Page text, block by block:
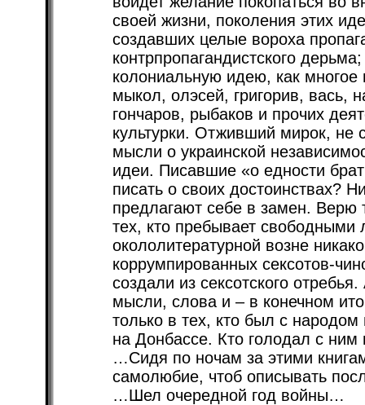
своей жизни, поколения этих
создавших целые вороха
контрпропагандистского
колониальную идею, как многое
мыкол, олэсей, григорив, вась,
гончаров, рыбаков и прочих
культурки. Отживший мирок, не
мысли о украинской
идеи. Писавшие «о едности
писать о своих достоинствах?
предлагают себе в замен. Верю
тех, кто пребывает свободными
окололитературной возне
коррумпированных сексотов-
создали из сексотского
мысли, слова и – в конечном
только в тех, кто был с
на Донбассе. Кто голодал с ним
…Сидя по ночам за этими
самолюбие, чтоб описывать
…Шел очередной год войны…